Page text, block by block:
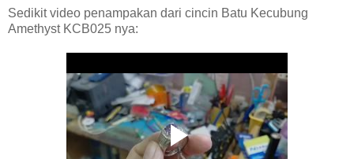
Sedikit video penampakan dari cincin Batu Kecubung
Amethyst KCB025 nya: